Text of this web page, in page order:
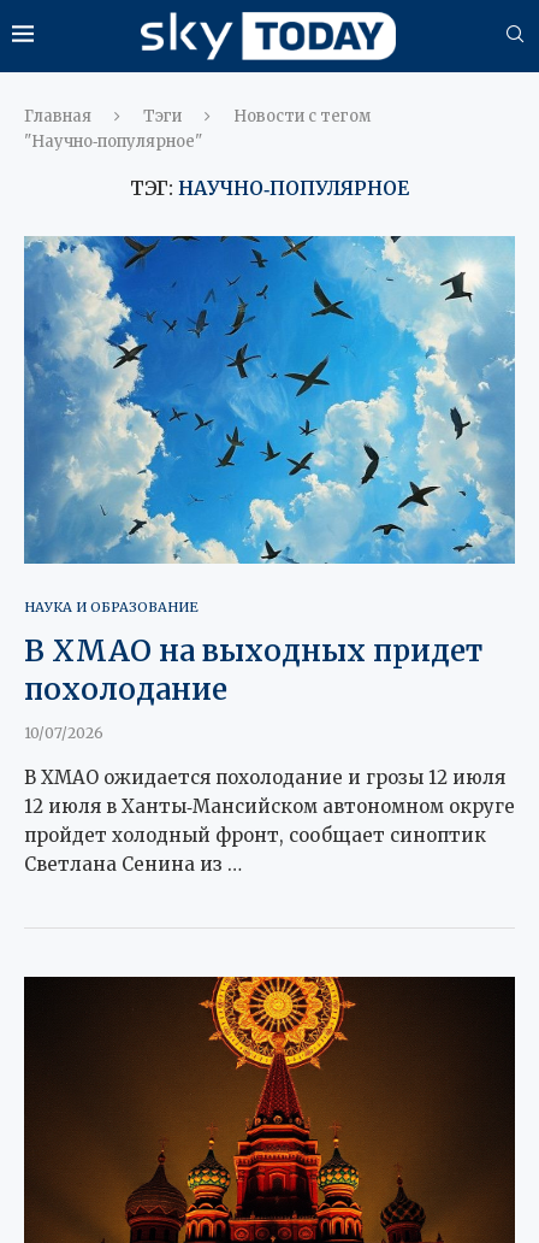
Главная Тэги
Новости с тегом
"Научно‑популярное"
ТЭГ: НАУЧНО‑ПОПУЛЯРНОЕ
НАУКА И ОБРАЗОВАНИЕ
В ХМАО на выходных придет
похолодание
10/07/2026
В ХМАО ожидается похолодание и грозы 12 июля
12 июля в Ханты‑Мансийском автономном округе
пройдет холодный фронт, сообщает синоптик
Светлана Сенина из …